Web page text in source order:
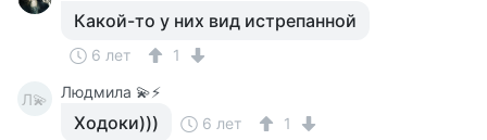
Какой-то у них вид истрепанной
6 лет 1
Л💫 Людмила 💫⚡
Ходоки))) 6 лет 1